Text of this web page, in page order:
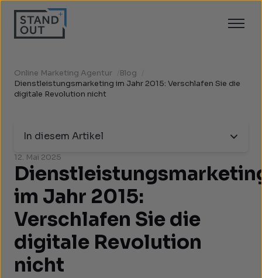
Online Marketing Agentur Blog
Dienstleistungsmarketing im Jahr 2015: Verschlafen Sie die
digitale Revolution nicht
In diesem Artikel
12. Mai 2025
im Jahr 2015:
Verschlafen Sie die
digitale Revolution
nicht